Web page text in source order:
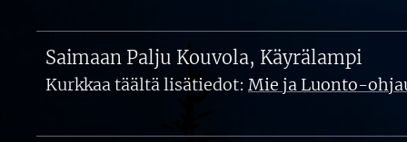
Saimaan Palju Kouvola, Käyrälampi
Kurkkaa täältä lisätiedot: Mie ja Luonto-